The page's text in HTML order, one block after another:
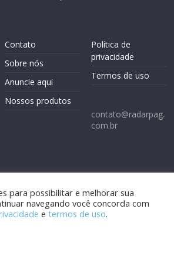
Contato
Sobre nós
Anuncie aqui
Nossos produtos
Política de
privacidade
Termos de uso
contato@radarpag.
com.br
para possibilitar e melhorar sua
navegando você concorda com
e termos de uso.